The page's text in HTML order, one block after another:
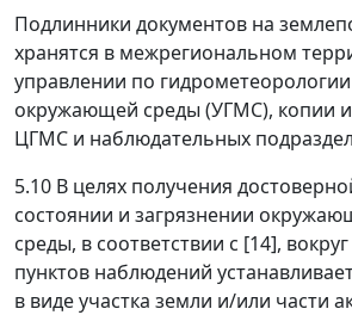
Подлинники документов на
хранятся в межрегиональном
управлении по
окружающей среды (УГМС), копии
ЦГМС и наблюдательных
5.10 В целях получения
состоянии и загрязнении
среды, в соответствии с [14],
пунктов наблюдений
в виде участка земли и/или части